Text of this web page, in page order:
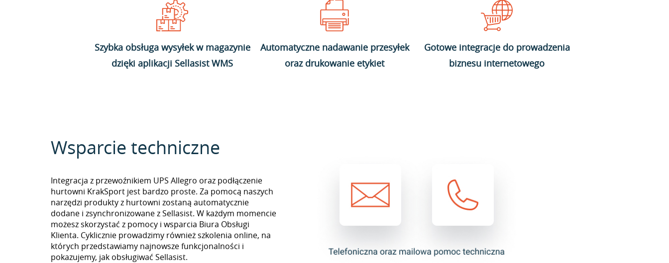
Szybka obsługa wysyłek w magazynie
dzięki aplikacji Sellasist WMS
Automatyczne nadawanie przesyłek
oraz drukowanie etykiet
Gotowe integracje do prowadzenia
biznesu internetowego
Wsparcie techniczne
Integracja z przewoźnikiem UPS Allegro oraz podłączenie
hurtowni KrakSport jest bardzo proste. Za pomocą naszych
narzędzi produkty z hurtowni zostaną automatycznie
dodane i zsynchronizowane z Sellasist. W każdym momencie
możesz skorzystać z pomocy i wsparcia Biura Obsługi
Klienta. Cyklicznie prowadzimy również szkolenia online, na
których przedstawiamy najnowsze funkcjonalności i
pokazujemy, jak obsługiwać Sellasist.